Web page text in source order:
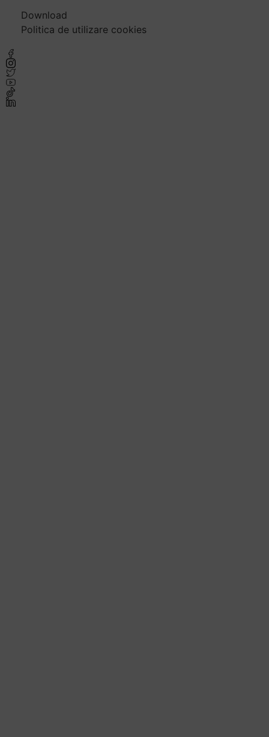
Download
Politica de utilizare cookies